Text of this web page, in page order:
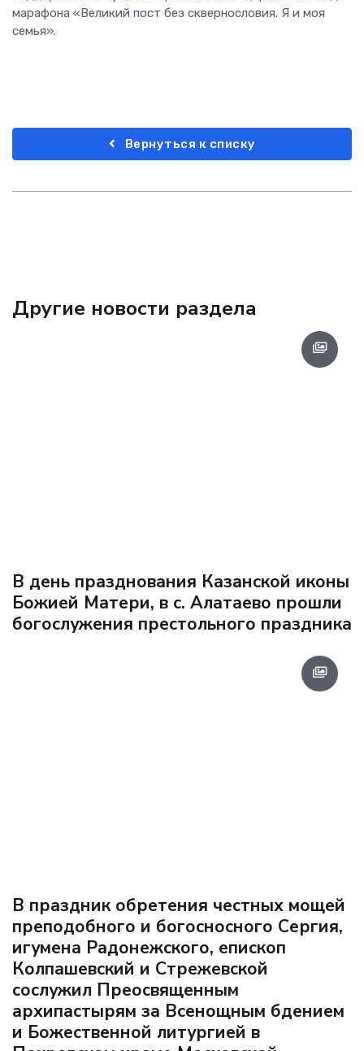
марафона «Великий пост без сквернословия. Я и моя
семья».
Вернуться к списку
Другие новости раздела
В день празднования Казанской иконы
Божией Матери, в с. Алатаево прошли
богослужения престольного праздника
В праздник обретения честных мощей
преподобного и богосносного Сергия,
игумена Радонежского, епископ
Колпашевский и Стрежевской
сослужил Преосвященным
архипастырям за Всенощным бдением
и Божественной литургией в